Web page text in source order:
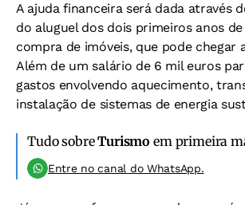
A ajuda financeira será dada através
do aluguel dos dois primeiros anos
compra de imóveis, que pode chegar
Além de um salário de 6 mil euros
gastos envolvendo aquecimento,
instalação de sistemas de energia
Tudo sobreTurismo em primeira
Entre no canal do WhatsApp.